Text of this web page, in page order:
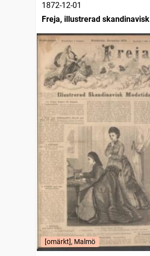
1872-12-01
Freja, illustrerad skandinavisk
modetidning
[omärkt], Malmö